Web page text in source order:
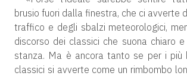
brusio fuori dalla finestra, che ci avverte
traffico e degli sbalzi meteorologici,
discorso dei classici che suona chiaro
stanza. Ma è ancora tanto se per i più
classici si avverte come un rimbombo